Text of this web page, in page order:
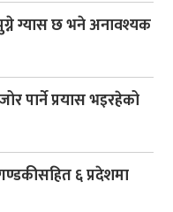
ग्यास छ भने अनावश्यक
पार्ने प्रयास भइरहेको
६ प्रदेशमा